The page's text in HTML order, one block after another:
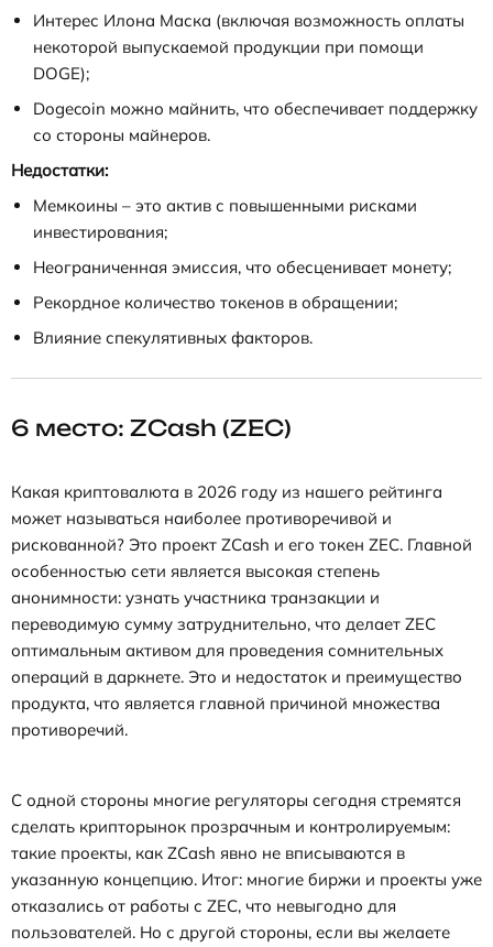
Интерес Илона Маска (включая возможность оплаты
некоторой выпускаемой продукции при помощи
DOGE);
Dogecoin можно майнить, что обеспечивает поддержку
со стороны майнеров.
Недостатки:
Мемкоины – это актив с повышенными рисками
инвестирования;
Неограниченная эмиссия, что обесценивает монету;
Рекордное количество токенов в обращении;
Влияние спекулятивных факторов.
6 место: ZCash (ZEC)
Какая криптовалюта в 2026 году из нашего рейтинга
может называться наиболее противоречивой и
рискованной? Это проект ZCash и его токен ZEC. Главной
особенностью сети является высокая степень
анонимности: узнать участника транзакции и
переводимую сумму затруднительно, что делает ZEC
оптимальным активом для проведения сомнительных
операций в даркнете. Это и недостаток и преимущество
продукта, что является главной причиной множества
противоречий.
С одной стороны многие регуляторы сегодня стремятся
сделать крипторынок прозрачным и контролируемым:
такие проекты, как ZCash явно не вписываются в
указанную концепцию. Итог: многие биржи и проекты уже
отказались от работы с ZEC, что невыгодно для
пользователей. Но с другой стороны, если вы желаете